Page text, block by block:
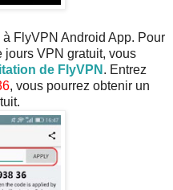
FlyVPN Android App. Pour
jours VPN gratuit, vous
de FlyVPN . Entrez
, vous pourrez obtenir un